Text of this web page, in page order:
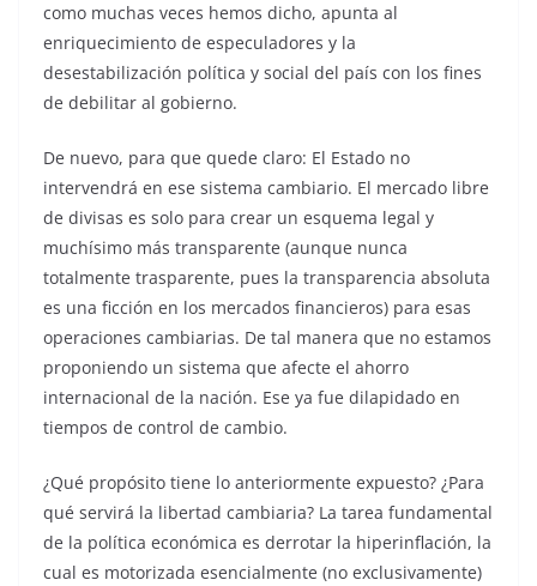
como muchas veces hemos dicho, apunta al
enriquecimiento de especuladores y la
desestabilización política y social del país con los fines
de debilitar al gobierno.
De nuevo, para que quede claro: El Estado no
intervendrá en ese sistema cambiario. El mercado libre
de divisas es solo para crear un esquema legal y
muchísimo más transparente (aunque nunca
totalmente trasparente, pues la transparencia absoluta
es una ficción en los mercados financieros) para esas
operaciones cambiarias. De tal manera que no estamos
proponiendo un sistema que afecte el ahorro
internacional de la nación. Ese ya fue dilapidado en
tiempos de control de cambio.
¿Qué propósito tiene lo anteriormente expuesto? ¿Para
qué servirá la libertad cambiaria? La tarea fundamental
de la política económica es derrotar la hiperinflación, la
cual es motorizada esencialmente (no exclusivamente)